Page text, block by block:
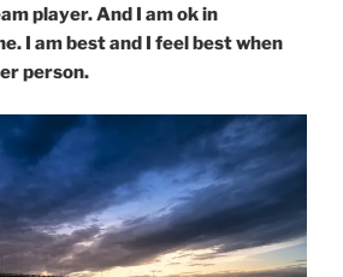
player. And I am ok in
I am best and I feel best when
person.